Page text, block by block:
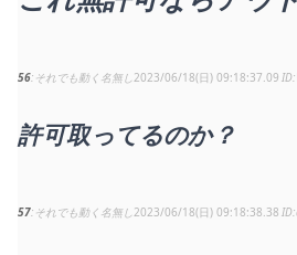
56 それでも動く名無し2023/06/18(日) 09:18:37.09
許可取ってるのか？
57 それでも動く名無し2023/06/18(日) 09:18:38.38